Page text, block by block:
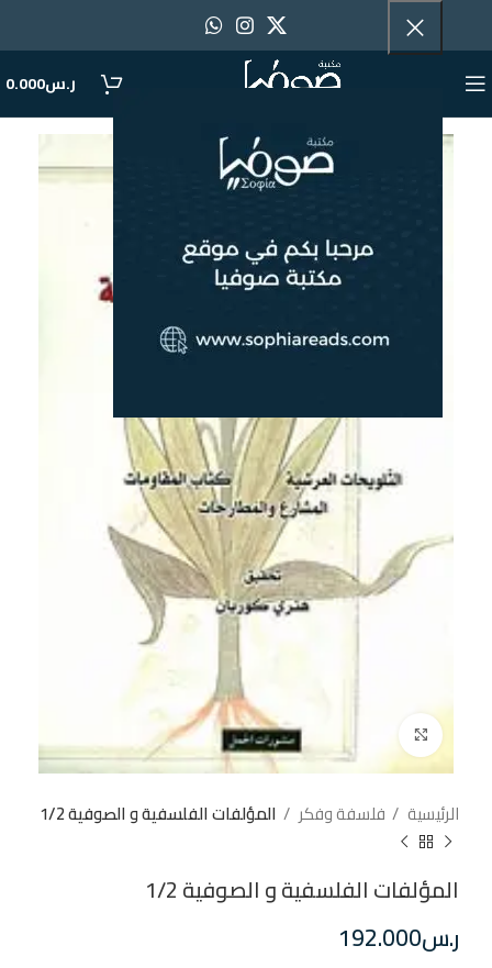
ر.س0.000
الرئيسية فلسفة وفكر المؤلفات الفلسفية و الصوفية 1/2
المؤلفات الفلسفية و الصوفية 1/2
ر.س192.000